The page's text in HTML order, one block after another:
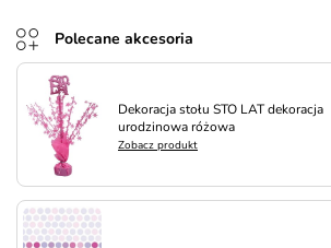
Polecane akcesoria
Dekoracja stołu STO LAT dekoracja
urodzinowa różowa
Zobacz produkt